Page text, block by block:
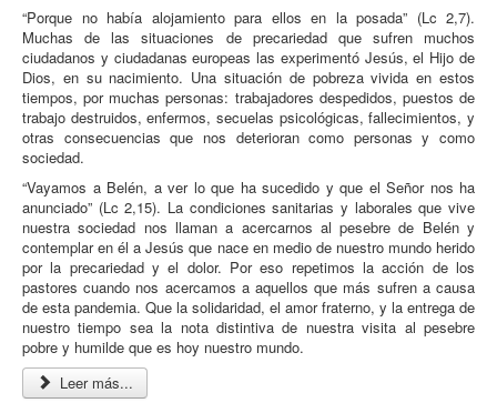
“Porque no había alojamiento para ellos en la posada” (Lc 2,7).
Muchas de las situaciones de precariedad que sufren muchos
ciudadanos y ciudadanas europeas las experimentó Jesús, el Hijo de
Dios, en su nacimiento. Una situación de pobreza vivida en estos
tiempos, por muchas personas: trabajadores despedidos, puestos de
trabajo destruidos, enfermos, secuelas psicológicas, fallecimientos, y
otras consecuencias que nos deterioran como personas y como
sociedad.
“Vayamos a Belén, a ver lo que ha sucedido y que el Señor nos ha
anunciado” (Lc 2,15). La condiciones sanitarias y laborales que vive
nuestra sociedad nos llaman a acercarnos al pesebre de Belén y
contemplar en él a Jesús que nace en medio de nuestro mundo herido
por la precariedad y el dolor. Por eso repetimos la acción de los
pastores cuando nos acercamos a aquellos que más sufren a causa
de esta pandemia. Que la solidaridad, el amor fraterno, y la entrega de
nuestro tiempo sea la nota distintiva de nuestra visita al pesebre
pobre y humilde que es hoy nuestro mundo.
Leer más...